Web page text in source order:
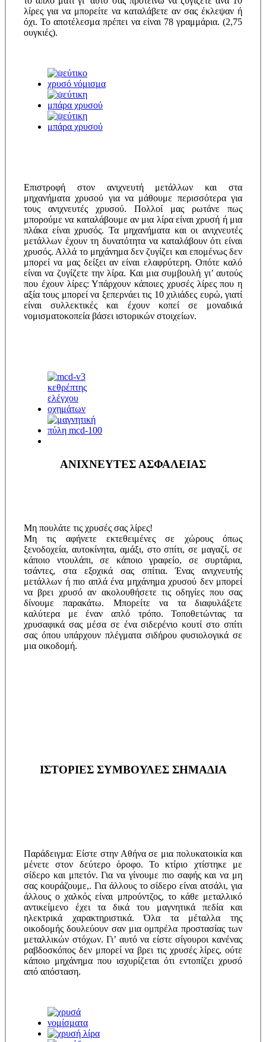
λίρες για να μπορείτε να καταλάβετε αν σας έκλεψαν ή
όχι. Το αποτέλεσμα πρέπει να είναι 78 γραμμάρια. (2,75
ουγκιές).
Επιστροφή στον ανιχνευτή μετάλλων και στα
μηχανήματα χρυσού για να μάθουμε περισσότερα για
τους ανιχνευτές χρυσού. Πολλοί μας ρωτάνε πως
μπορούμε να καταλάβουμε αν μια λίρα είναι χρυσή ή μια
πλάκα είναι χρυσός. Τα μηχανήματα και οι ανιχνευτές
μετάλλων έχουν τη δυνατότητα να καταλάβουν ότι είναι
χρυσός. Αλλά το μηχάνημα δεν ζυγίζει και επομένως δεν
μπορεί να μας δείξει αν είναι ελαφρύτερη. Οπότε καλό
είναι να ζυγίζετε την λίρα. Και μια συμβουλή γι’ αυτούς
που έχουν λίρες: Υπάρχουν κάποιες χρυσές λίρες που η
αξία τους μπορεί να ξεπερνάει τις 10 χιλιάδες ευρώ, γιατί
είναι συλλεκτικές και έχουν κοπεί σε μοναδικά
νομισματοκοπεία βάσει ιστορικών στοιχείων.
ΑΝΙΧΝΕΥΤΕΣ ΑΣΦΑΛΕΙΑΣ
Μη πουλάτε τις χρυσές σας λίρες!
Μη τις αφήνετε εκτεθειμένες σε χώρους όπως
ξενοδοχεία, αυτοκίνητα, αμάξι, στο σπίτι, σε μαγαζί, σε
κάποιο ντουλάπι, σε κάποιο γραφείο, σε συρτάρια,
τσάντες, στα εξοχικά σας σπίτια. Ένας ανιχνευτής
μετάλλων ή πιο απλά ένα μηχάνημα χρυσού δεν μπορεί
να βρει χρυσό αν ακολουθήσετε τις οδηγίες που σας
δίνουμε παρακάτω. Μπορείτε να τα διαφυλάξετε
καλύτερα με έναν απλό τρόπο. Τοποθετώντας τα
χρυσαφικά σας μέσα σε ένα σιδερένιο κουτί στο σπίτι
σας όπου υπάρχουν πλέγματα σιδήρου φυσιολογικά σε
μια οικοδομή.
ΙΣΤΟΡΙΕΣ ΣΥΜΒΟΥΛΕΣ ΣΗΜΑΔΙΑ
Παράδειγμα: Είστε στην Αθήνα σε μια πολυκατοικία και
μένετε στον δεύτερο όροφο. Το κτίριο χτίστηκε με
σίδερο και μπετόν. Για να γίνουμε πιο σαφής και να μη
σας κουράζουμε,. Για άλλους το σίδερο είναι ατσάλι, για
άλλους ο χαλκός είναι μπρούντζος, το κάθε μεταλλικό
αντικείμενο έχει τα δικά του μαγνητικά πεδία και
ηλεκτρικά χαρακτηριστικά. Όλα τα μέταλλα της
οικοδομής δουλεύουν σαν μια ομπρέλα προστασίας των
μεταλλικών στόχων. Γι’ αυτό να είστε σίγουροι κανένας
ραβδοσκόπος δεν μπορεί να βρει τις χρυσές λίρες, ούτε
κάποιο μηχάνημα που ισχυρίζεται ότι εντοπίζει χρυσό
από απόσταση.